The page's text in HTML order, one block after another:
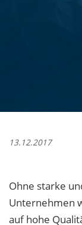
13.12.2017
Ohne starke
Unternehmen
auf hohe